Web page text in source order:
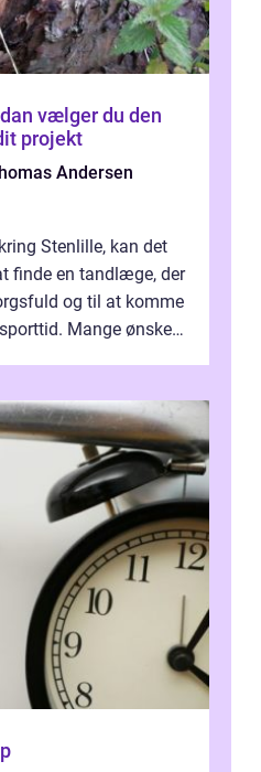
projekt
Andersen
Stenlille, kan det
finde en tandlæge, der
og til at komme
Mange ønsker